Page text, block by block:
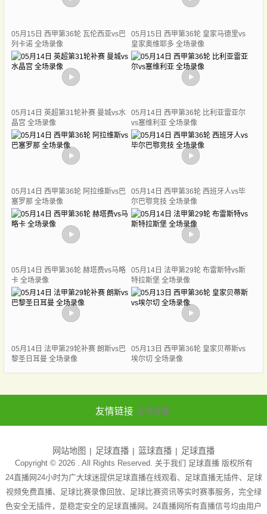
05月15日 西甲第36轮 瓦伦西亚vs巴
列卡诺 全场录像
05月15日 西甲第36轮 皇家马德里vs
皇家奥维耶多 全场录像
05月14日 英超第31轮补赛 曼城vs水
晶宫 全场录像
05月14日 西甲第36轮 比利亚雷亚尔
vs塞维利亚 全场录像
05月14日 西甲第36轮 阿拉维斯vs巴
塞罗那 全场录像
05月14日 西甲第36轮 西班牙人vs毕
尔巴鄂竞技 全场录像
05月14日 西甲第36轮 赫塔费vs马略
卡 全场录像
05月14日 法甲第29轮 布雷斯特vs斯
特拉斯堡 全场录像
05月14日 法甲第29轮补赛 朗斯vs巴
黎圣日耳曼 全场录像
05月13日 西甲第36轮 皇家贝蒂斯vs
埃尔切 全场录像
友情链接 足球直播
网站地图 足球直播 篮球直播 足球直播
Copyright © 2026 . All Rights Reserved. 关于我们 足球直播版权所有
24直播网24小时为广大球迷提供足球直播在线观看、足球直播无插件、足球
视频免费直播、足球比赛录像回放、足球比赛资讯等实时赛事服务，完全绿
色安全无插件，是稳定安全的足球直播网。24直播网所有直播信号均由用户